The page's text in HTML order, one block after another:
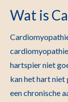
Wat is
hartspier niet
kan het hart niet
een chronische